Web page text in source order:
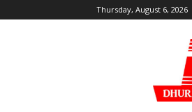
Thursday, August 6, 2026